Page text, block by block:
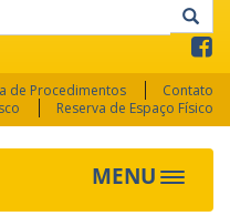
de Procedimentos
Contato
Reserva de Espaço Físico
MENU
Toggle